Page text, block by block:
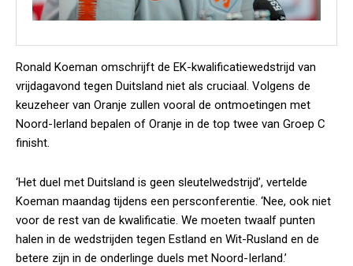
Ronald Koeman omschrijft de EK-kwalificatiewedstrijd van
vrijdagavond tegen Duitsland niet als cruciaal. Volgens de
keuzeheer van Oranje zullen vooral de ontmoetingen met
Noord-Ierland bepalen of Oranje in de top twee van Groep C
finisht.
‘Het duel met Duitsland is geen sleutelwedstrijd’, vertelde
Koeman maandag tijdens een persconferentie. ‘Nee, ook niet
voor de rest van de kwalificatie. We moeten twaalf punten
halen in de wedstrijden tegen Estland en Wit-Rusland en de
betere zijn in de onderlinge duels met Noord-Ierland.’